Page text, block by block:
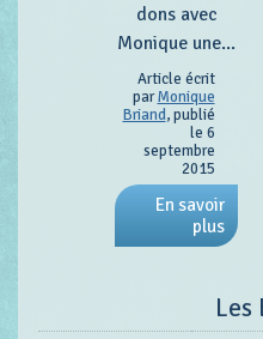
dons avec
Monique une...
Article écrit
parMonique
Briand, publié
le 6
septembre
2015
En savoir
plus
Les